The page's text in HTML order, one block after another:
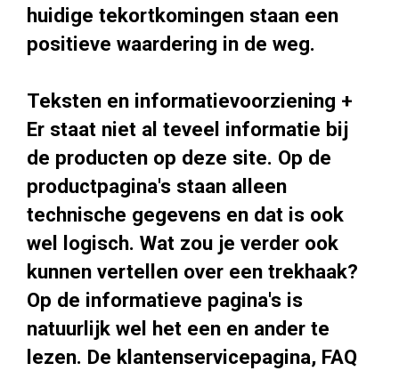
huidige tekortkomingen staan een
positieve waardering in de weg.
Teksten en informatievoorziening +
Er staat niet al teveel informatie bij
de producten op deze site. Op de
productpagina's staan alleen
technische gegevens en dat is ook
wel logisch. Wat zou je verder ook
kunnen vertellen over een trekhaak?
Op de informatieve pagina's is
natuurlijk wel het een en ander te
lezen. De klantenservicepagina, FAQ